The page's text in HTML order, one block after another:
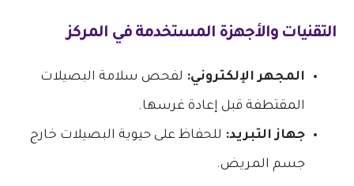
التقنيات والأجهزة المستخدمة في المركز
المجهر الإلكتروني: لفحص سلامة البصيلات
المقتطفة قبل إعادة غرسها.
جهاز التبريد: للحفاظ على حيوية البصيلات خارج
جسم المريض.